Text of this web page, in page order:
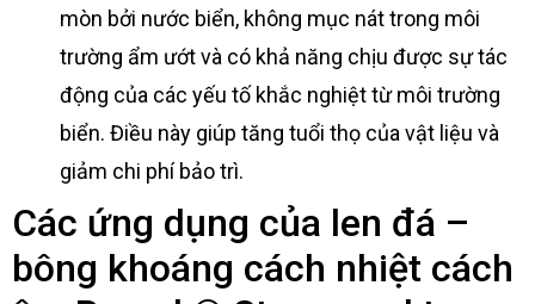
mòn bởi nước biển, không mục nát trong môi
trường ẩm ướt và có khả năng chịu được sự tác
động của các yếu tố khắc nghiệt từ môi trường
biển. Điều này giúp tăng tuổi thọ của vật liệu và
giảm chi phí bảo trì.
Các ứng dụng của len đá –
bông khoáng cách nhiệt cách